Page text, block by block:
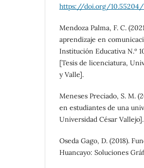
https://doi.org/10.55204/
Mendoza Palma, F. C.
aprendizaje en
Institución Educativa N.º
[Tesis de licenciatura,
y Valle].
Meneses Preciado, S. M.
en estudiantes de una
Universidad César Vallejo].
Oseda Gago, D. (2018).
Huancayo: Soluciones